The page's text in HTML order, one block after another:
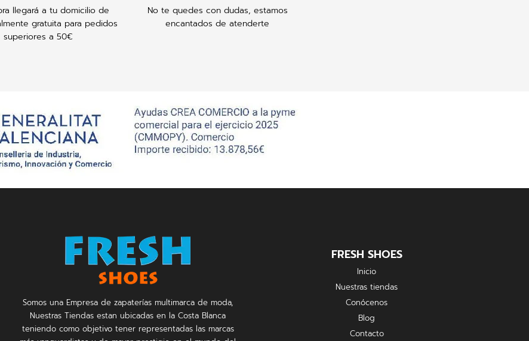
llegará a tu domicilio de
gratuita para pedidos
superiores a 50€
No te quedes con dudas, estamos
encantados de atenderte
Somos una Empresa de zapaterías multimarca de moda,
Nuestras Tiendas estan ubicadas en la Costa Blanca
teniendo como objetivo tener representadas las marcas
FRESH SHOES
Inicio
Nuestras tiendas
Conócenos
Blog
Contacto